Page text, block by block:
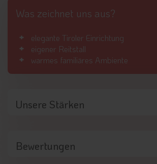
Was zeichnet uns aus?
elegante Tiroler Einrichtung
eigener Reitstall
warmes familiäres Ambiente
Unsere Stärken
Bewertungen